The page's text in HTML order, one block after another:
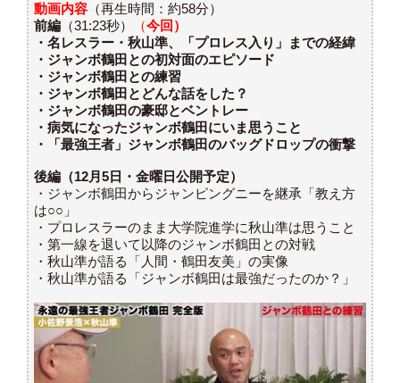
動画内容 （再生時間：約58分）
前編 （31:23秒） （今回）
・名レスラー・秋山準、「プロレス入り」までの経緯
・ジャンボ鶴田との初対面のエピソード
・ジャンボ鶴田との練習
・ジャンボ鶴田とどんな話をした？
・ジャンボ鶴田の豪邸とベントレー
・病気になったジャンボ鶴田にいま思うこと
・「最強王者」ジャンボ鶴田のバッグドロップの衝撃
後編（12月5日・金曜日公開予定）
・ジャンボ鶴田からジャンピングニーを継承「教え方
は○○」
・プロレスラーのまま大学院進学に秋山準は思うこと
・第一線を退いて以降のジャンボ鶴田との対戦
・秋山準が語る「人間・鶴田友美」の実像
・秋山準が語る「ジャンボ鶴田は最強だったのか？」